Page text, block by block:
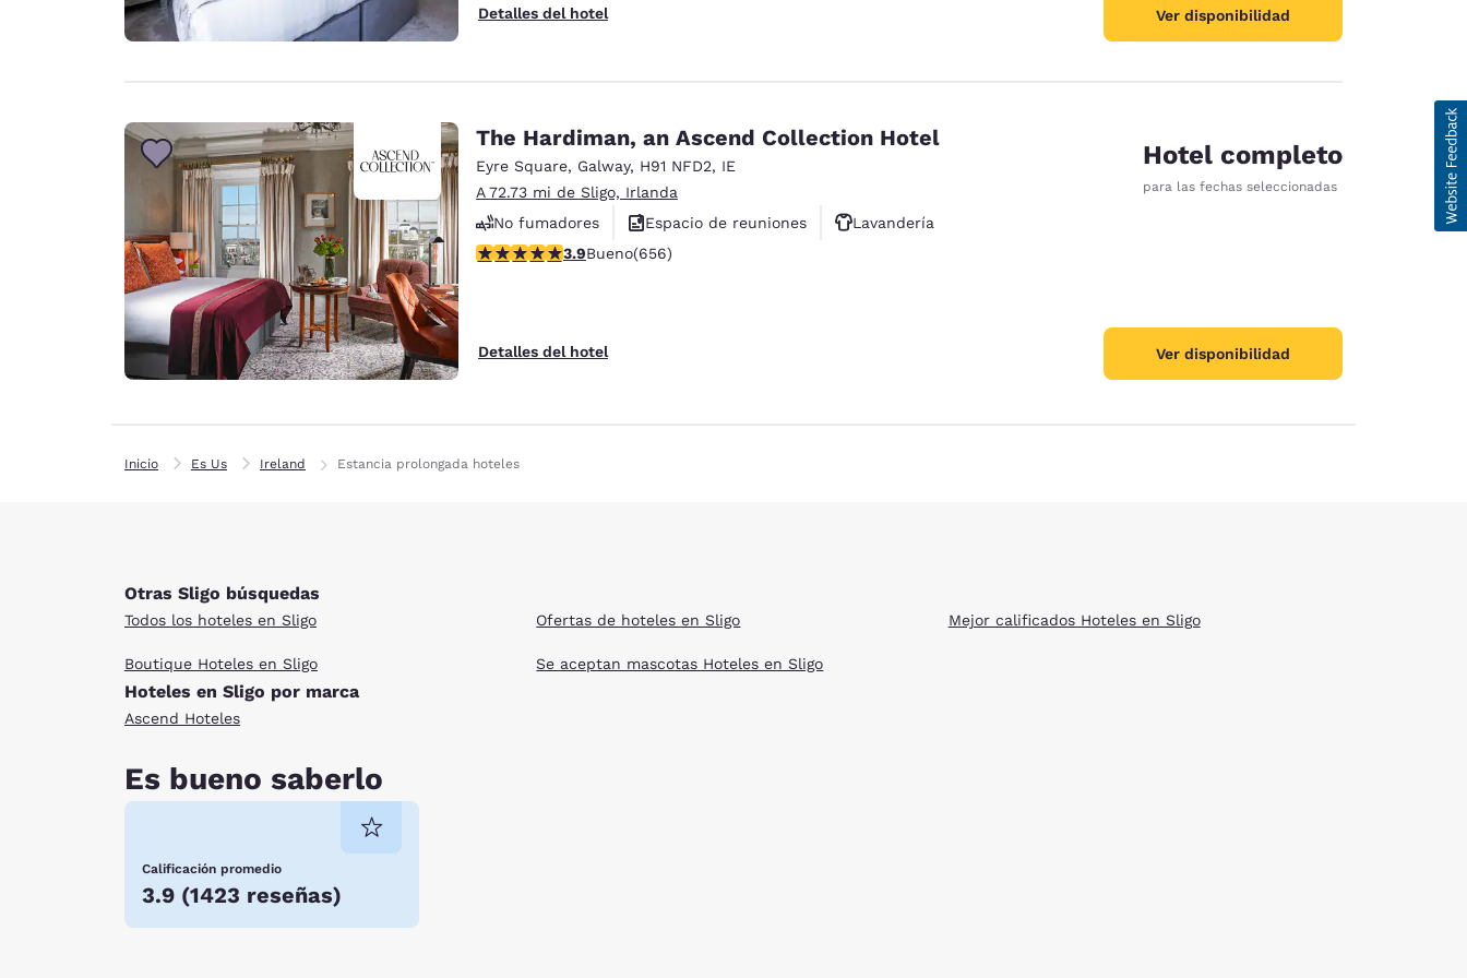
Detalles del hotel Ver disponibilidad
The Hardiman, an Ascend Collection Hotel
Eyre Square, Galway, H91 NFD2, IE
A 72.73 mi de Sligo, Irlanda
No fumadores
Espacio de reuniones
Lavandería
calificación de 3.88 estrellas. Bueno. 656 reseñas
3.9Bueno(656)
Detalles del hotel
Hotel completo
para las fechas seleccionadas
Ver disponibilidad
Inicio Es Us Ireland Estancia prolongada hoteles
Otras Sligo búsquedas
Todos los hoteles en Sligo
Boutique Hoteles en Sligo
Ofertas de hoteles en Sligo
Se aceptan mascotas Hoteles en Sligo
Mejor calificados Hoteles en Sligo
Hoteles en Sligo por marca
Ascend Hoteles
Es bueno saberlo
Calificación promedio
3.9 (1423 reseñas)